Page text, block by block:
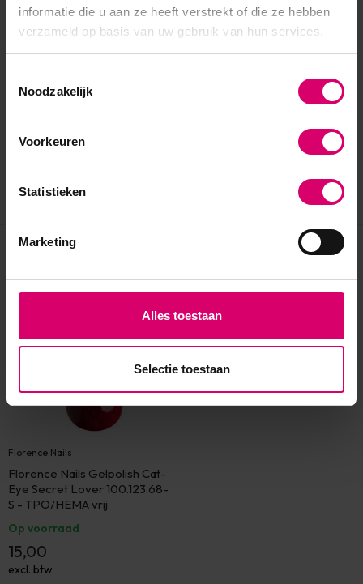
informatie die u aan ze heeft verstrekt of die ze hebben
verzameld op basis van uw gebruik van hun services.
Noodzakelijk
Voorkeuren
Statistieken
Marketing
Alles toestaan
Selectie toestaan
Florence Nails
Florence Nails Gelpolish Cat-
Eye Secret Lover 100.123.68-
S - TPO/HEMA vrij
Op voorraad
15,00
excl. btw